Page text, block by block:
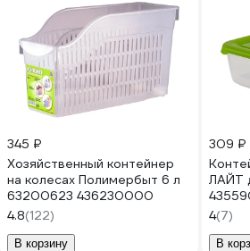
345 ₽
Хозяйственный контейнер
на колесах Полимербыт 6 л
63200623 436230000
4.8(122)
В корзину
309 ₽
ЛАЙТ
4(7)
В